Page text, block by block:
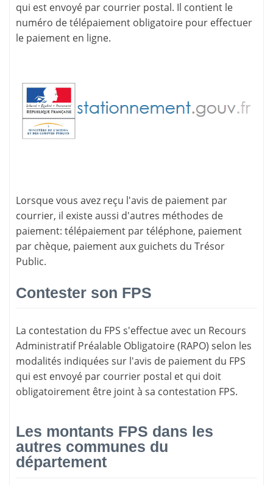
qui est envoyé par courrier postal. Il contient le
numéro de télépaiement obligatoire pour effectuer
le paiement en ligne.
Lorsque vous avez reçu l'avis de paiement par
courrier, il existe aussi d'autres méthodes de
paiement: télépaiement par téléphone, paiement
par chèque, paiement aux guichets du Trésor
Public.
Contester son FPS
La contestation du FPS s'effectue avec un Recours
Administratif Préalable Obligatoire (RAPO) selon les
modalités indiquées sur l'avis de paiement du FPS
qui est envoyé par courrier postal et qui doit
obligatoirement être joint à sa contestation FPS.
Les montants FPS dans les
autres communes du
département